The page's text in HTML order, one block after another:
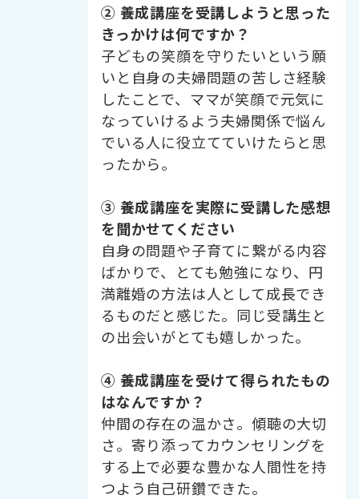
② 養成講座を受講しようと思った
きっかけは何ですか？
子どもの笑顔を守りたいという願
いと自身の夫婦問題の苦しさ経験
したことで、ママが笑顔で元気に
なっていけるよう夫婦関係で悩ん
でいる人に役立てていけたらと思
ったから。
③ 養成講座を実際に受講した感想
を聞かせてください
自身の問題や子育てに繋がる内容
ばかりで、とても勉強になり、円
満離婚の方法は人として成長でき
るものだと感じた。同じ受講生と
の出会いがとても嬉しかった。
④ 養成講座を受けて得られたもの
はなんですか？
仲間の存在の温かさ。傾聴の大切
さ。寄り添ってカウンセリングを
する上で必要な豊かな人間性を持
つよう自己研鑽できた。